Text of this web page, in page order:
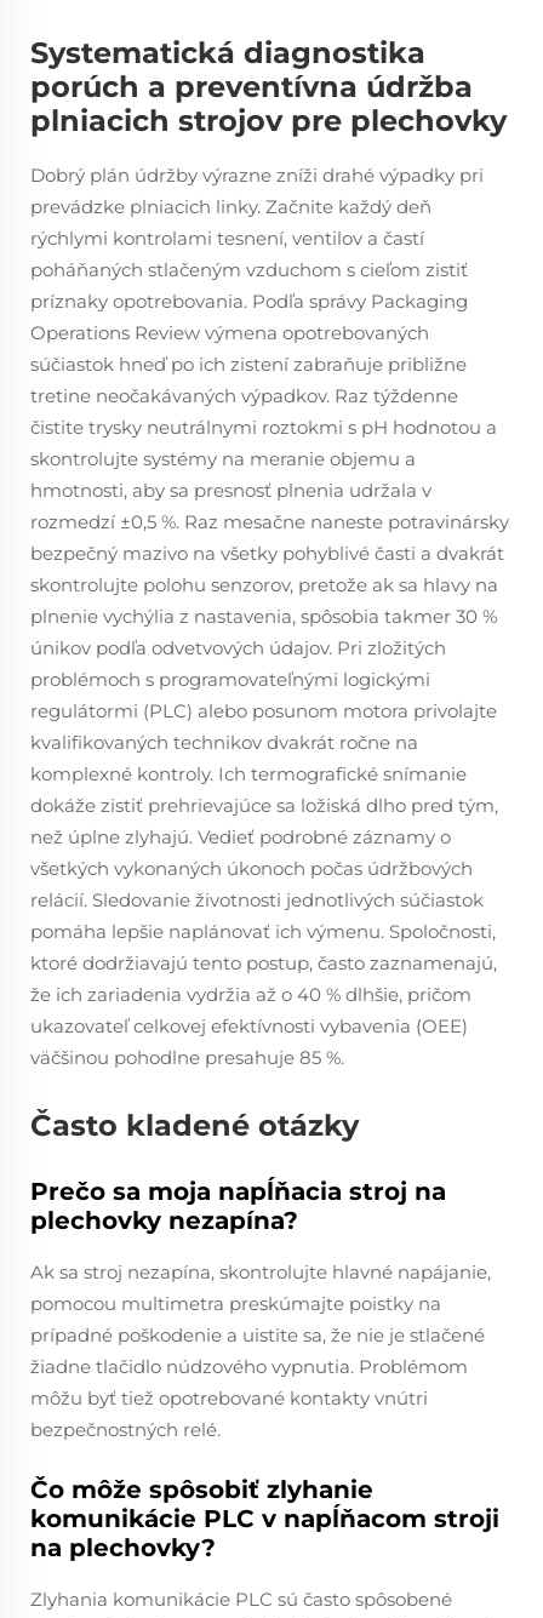
Systematická diagnostika
porúch a preventívna údržba
plniacich strojov pre plechovky
Dobrý plán údržby výrazne zníži drahé výpadky pri
prevádzke plniacich linky. Začnite každý deň
rýchlymi kontrolami tesnení, ventilov a častí
poháňaných stlačeným vzduchom s cieľom zistiť
príznaky opotrebovania. Podľa správy Packaging
Operations Review výmena opotrebovaných
súčiastok hneď po ich zistení zabraňuje približne
tretine neočakávaných výpadkov. Raz týždenne
čistite trysky neutrálnymi roztokmi s pH hodnotou a
skontrolujte systémy na meranie objemu a
hmotnosti, aby sa presnosť plnenia udržala v
rozmedzí ±0,5 %. Raz mesačne naneste potravinársky
bezpečný mazivo na všetky pohyblivé časti a dvakrát
skontrolujte polohu senzorov, pretože ak sa hlavy na
plnenie vychýlia z nastavenia, spôsobia takmer 30 %
únikov podľa odvetvových údajov. Pri zložitých
problémoch s programovateľnými logickými
regulátormi (PLC) alebo posunom motora privolajte
kvalifikovaných technikov dvakrát ročne na
komplexné kontroly. Ich termografické snímanie
dokáže zistiť prehrievajúce sa ložiská dlho pred tým,
než úplne zlyhajú. Vedieť podrobné záznamy o
všetkých vykonaných úkonoch počas údržbových
relácií. Sledovanie životnosti jednotlivých súčiastok
pomáha lepšie naplánovať ich výmenu. Spoločnosti,
ktoré dodržiavajú tento postup, často zaznamenajú,
že ich zariadenia vydržia až o 40 % dlhšie, pričom
ukazovateľ celkovej efektívnosti vybavenia (OEE)
väčšinou pohodlne presahuje 85 %.
Často kladené otázky
Prečo sa moja napĺňacia stroj na
plechovky nezapína?
Ak sa stroj nezapína, skontrolujte hlavné napájanie,
pomocou multimetra preskúmajte poistky na
prípadné poškodenie a uistite sa, že nie je stlačené
žiadne tlačidlo núdzového vypnutia. Problémom
môžu byť tiež opotrebované kontakty vnútri
bezpečnostných relé.
Čo môže spôsobiť zlyhanie
komunikácie PLC v napĺňacom stroji
na plechovky?
Zlyhania komunikácie PLC sú často spôsobené